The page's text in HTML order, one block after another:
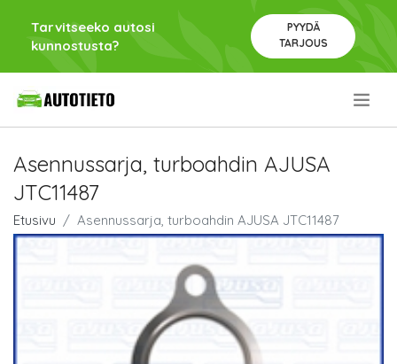
Tarvitseeko autosi
kunnostusta?
PYYDÄ
TARJOUS
Asennussarja, turboahdin AJUSA
JTC11487
Etusivu Asennussarja, turboahdin AJUSA JTC11487